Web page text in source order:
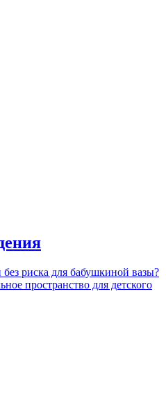
риска для бабушкиной вазы?
пространство для детского